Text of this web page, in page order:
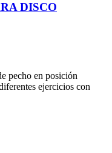
DISCO
pecho en posición
ejercicios con